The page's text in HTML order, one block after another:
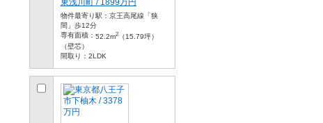
物件最寄り駅： 京王高尾線「狭
間」歩12分
専有面積： 52.2m2 （15.79坪）
（壁芯）
間取り： 2LDK